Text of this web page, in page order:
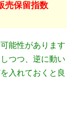
売保留指数
能性があります
つつ、逆に動い
入れておくと良